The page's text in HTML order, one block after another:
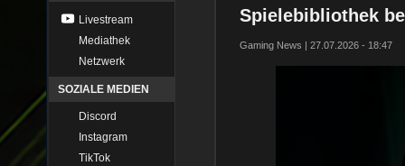
Livestream
Mediathek
Netzwerk
SOZIALE MEDIEN
Discord
Instagram
TikTok
Spielebibliothek
Gaming News | 27.07.2026 - 18:47